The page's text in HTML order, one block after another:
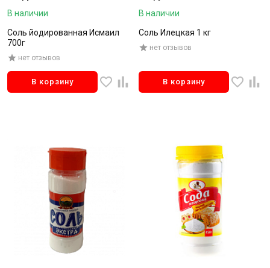
В наличии
Соль йодированная Исмаил
700г
нет отзывов
В корзину
В наличии
Соль Илецкая 1 кг
нет отзывов
В корзину